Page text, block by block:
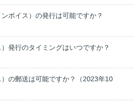
ボイス）の発行は可能ですか？
発行のタイミングはいつですか？
の郵送は可能ですか？（2023年10